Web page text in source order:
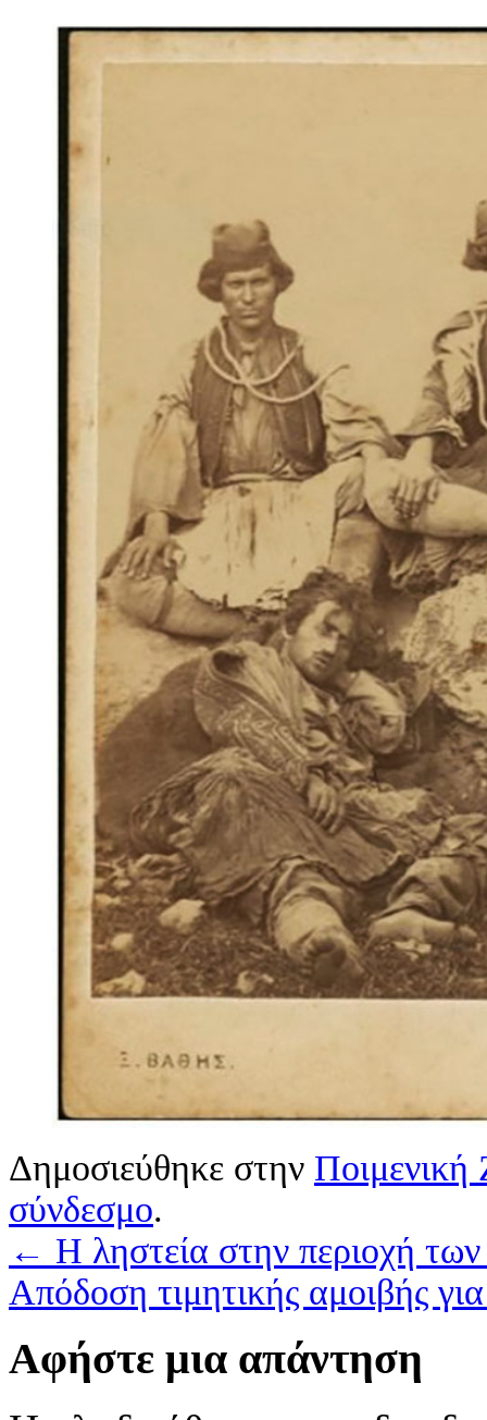
Δημοσιεύθηκε στην
σύνδεσμο.
← Η ληστεία στην περιοχή
Απόδοση τιμητικής αμοιβής
Αφήστε μια απάντηση